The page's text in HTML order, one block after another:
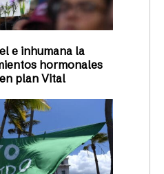
e inhumana la
hormonales
plan Vital